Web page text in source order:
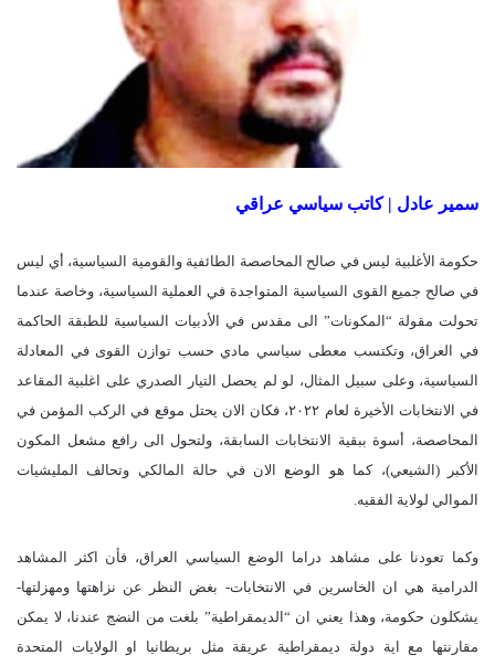
سمير عادل | كاتب سياسي عراقي
حكومة الأغلبية ليس في صالح المحاصصة الطائفية والقومية السياسية، أي ليس
في صالح جميع القوى السياسية المتواجدة في العملية السياسية، وخاصة عندما
تحولت مقولة “المكونات” الى مقدس في الأدبيات السياسية للطبقة الحاكمة
في العراق، وتكتسب معطى سياسي مادي حسب توازن القوى في المعادلة
السياسية، وعلى سبيل المثال، لو لم يحصل التيار الصدري على اغلبية المقاعد
في الانتخابات الأخيرة لعام ٢٠٢٢، فكان الان يحتل موقع في الركب المؤمن في
المحاصصة، أسوة ببقية الانتخابات السابقة، ولتحول الى رافع مشعل المكون
الأكبر (الشيعي)، كما هو الوضع الان في حالة المالكي وتحالف المليشيات
الموالي لولاية الفقيه.
وكما تعودنا على مشاهد دراما الوضع السياسي العراق، فأن اكثر المشاهد
الدرامية هي ان الخاسرين في الانتخابات- بغض النظر عن نزاهتها ومهزلتها-
يشكلون حكومة، وهذا يعني ان “الديمقراطية” بلغت من النضج عندنا، لا يمكن
مقارنتها مع اية دولة ديمقراطية عريقة مثل بريطانيا او الولايات المتحدة